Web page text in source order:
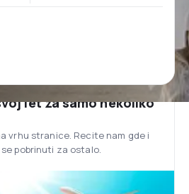
let za samo nekoliko
vrhu stranice. Recite nam gde i
pobrinuti za ostalo.